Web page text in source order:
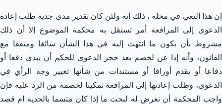
إن هذا النعي في محله ، ذلك انه ولئن كان تقدير مدى جدية طلب إعادة
الدعوى إلى المرافعة أمر تستقل به محكمة الموضوع إلا أن ذلك
مشروط بأن يكون ما انتهت إليه في هذا الشأن سائغا ومتفقا مع
القانون، وأنه إذا عن لخصم بعد حجز الدعوى للحكم أن يبدي دفعا أو
دفاعا أو يقدم أوراقا أو مستندات من شأنها تغيير وجه الرأي في
الدعوى، وطلب إعادتها إلى المرافعة تمكينا لخصمه من الرد عليه فإن
واجب المحكمة أن تعرض له لبحث ما إذا كان متسما بالجدية ام قصد